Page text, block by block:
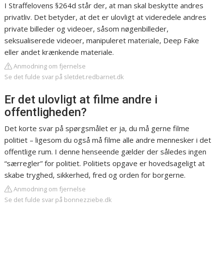
I Straffelovens §264d står der, at man skal beskytte andres
privatliv. Det betyder, at det er ulovligt at videredele andres
private billeder og videoer, såsom nøgenbilleder,
seksualiserede videoer, manipuleret materiale, Deep Fake
eller andet krænkende materiale.
Anmodning om fjernelse
Se det fulde svar på sletdet.redbarnet.dk
Er det ulovligt at filme andre i
offentligheden?
Det korte svar på spørgsmålet er ja, du må gerne filme
politiet – ligesom du også må filme alle andre mennesker i det
offentlige rum. I denne henseende gælder der således ingen
“særregler” for politiet. Politiets opgave er hovedsageligt at
skabe tryghed, sikkerhed, fred og orden for borgerne.
Anmodning om fjernelse
Se det fulde svar på bonnezziebe.dk